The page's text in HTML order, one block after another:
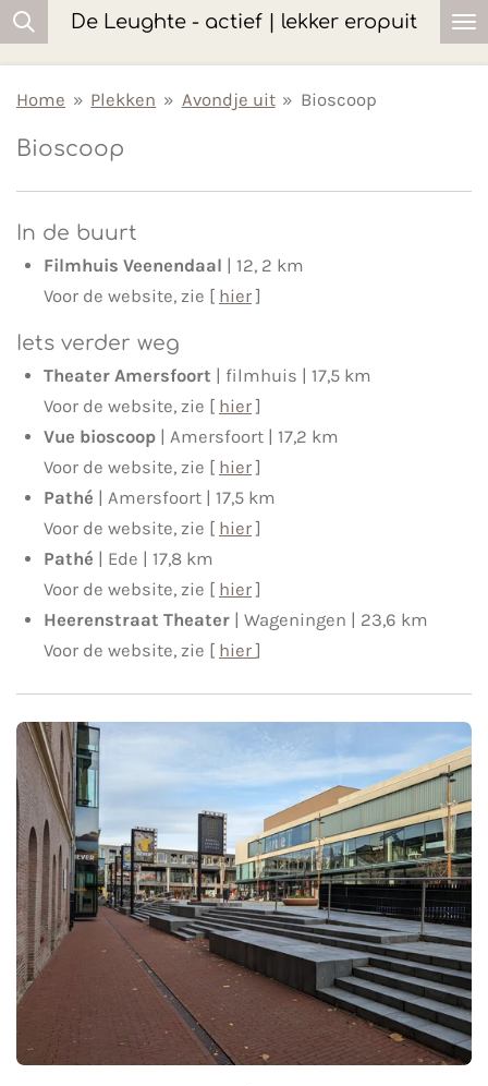
Ga
hoofdinhoud
De Leughte - actief | lekker eropuit
Home » Plekken » Avondje uit » Bioscoop
Bioscoop
In de buurt
Filmhuis Veenendaal | 12, 2 km
Voor de website, zie [ hier]
Iets verder weg
Theater Amersfoort | filmhuis | 17,5 km
Voor de website, zie [ hier]
Vue bioscoop | Amersfoort | 17,2 km
Voor de website, zie [ hier]
Pathé | Amersfoort | 17,5 km
Voor de website, zie [ hier]
Pathé | Ede | 17,8 km
Voor de website, zie [ hier]
Heerenstraat Theater | Wageningen | 23,6 km
Voor de website, zie [ hier]